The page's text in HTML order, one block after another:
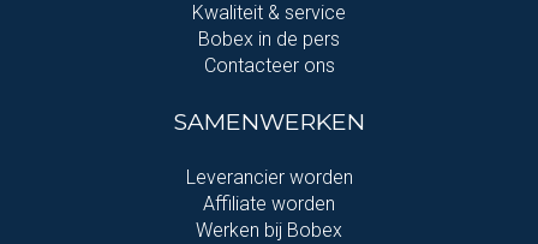
Kwaliteit & service
Bobex in de pers
Contacteer ons
SAMENWERKEN
Leverancier worden
Affiliate worden
Werken bij Bobex